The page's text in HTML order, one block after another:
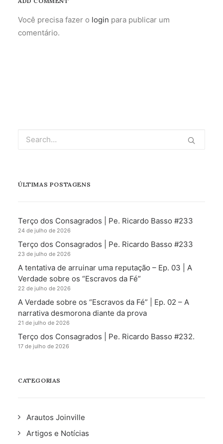
Você precisa fazer o login para publicar um
comentário.
ÚLTIMAS POSTAGENS
Terço dos Consagrados | Pe. Ricardo Basso #233
24 de julho de 2026
Terço dos Consagrados | Pe. Ricardo Basso #233
23 de julho de 2026
A tentativa de arruinar uma reputação – Ep. 03 | A
Verdade sobre os “Escravos da Fé”
22 de julho de 2026
A Verdade sobre os “Escravos da Fé” | Ep. 02 – A
narrativa desmorona diante da prova
21 de julho de 2026
Terço dos Consagrados | Pe. Ricardo Basso #232.
17 de julho de 2026
CATEGORIAS
Arautos Joinville
Artigos e Notícias